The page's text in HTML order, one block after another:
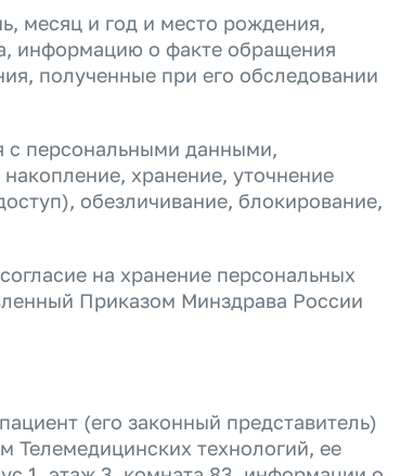
месяц и год и место рождения,
информацию о факте обращения
полученные при его обследовании
с персональными данными,
хранение, уточнение
обезличивание, блокирование,
на хранение персональных
Приказом Минздрава России
пациент (его законный представитель)
Телемедицинских технологий, ее